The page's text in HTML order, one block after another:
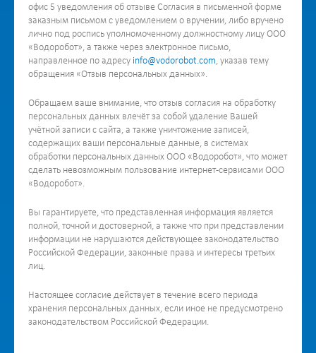
офис 5 уведомления об отзыве Согласия в письменной форме
заказным письмом с уведомлением о вручении, либо вручено
лично под роспись уполномоченному должностному лицу ООО
«Водоробот», а также через электронное письмо,
направленное по адресу info@vodorobot.com, указав тему
обращения «Отзыв персональных данных».
Обращаем ваше внимание, что отзыв согласия на обработку
персональных данных влечёт за собой удаление Вашей
учётной записи с сайта, а также уничтожение записей,
содержащих ваши персональные данные, в системах
обработки персональных данных ООО «Водоробот», что может
сделать невозможным пользование интернет-сервисами ООО
«Водоробот».
Вы гарантируете, что представленная информация является
полной, точной и достоверной, а также что при представлении
информации не нарушаются действующее законодательство
Российской Федерации, законные права и интересы третьих
лиц.
Настоящее согласие действует в течение всего периода
хранения персональных данных, если иное не предусмотрено
законодательством Российской Федерации.